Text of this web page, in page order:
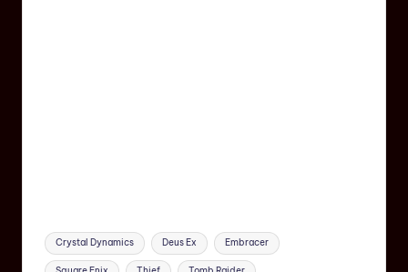
Crystal Dynamics Deus Ex Embracer